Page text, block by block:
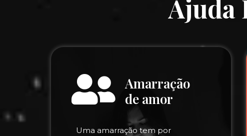
Ajuda
Amarração
de amor
Uma amarração tem por